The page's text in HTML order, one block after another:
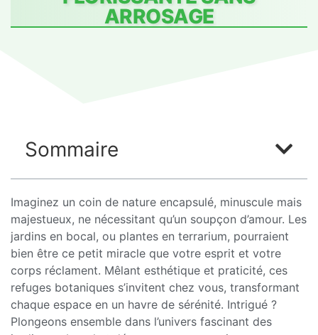
ARROSAGE
Sommaire
Imaginez un coin de nature encapsulé, minuscule mais
majestueux, ne nécessitant qu’un soupçon d’amour. Les
jardins en bocal, ou plantes en terrarium, pourraient
bien être ce petit miracle que votre esprit et votre
corps réclament. Mêlant esthétique et praticité, ces
refuges botaniques s’invitent chez vous, transformant
chaque espace en un havre de sérénité. Intrigué ?
Plongeons ensemble dans l’univers fascinant des